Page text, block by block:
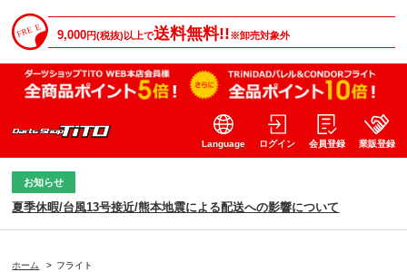
9,000円(税抜)以上で送料無料!!※卸売対象外
Language ログイン 会員登録 業販登録
お知らせ
夏季休暇/台風13号接近/熊本地震による配送への影響について
ホーム > フライト